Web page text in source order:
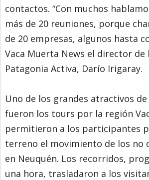
contactos. “Con muchos
más de 20 reuniones, porque
de 20 empresas, algunos hasta
Vaca Muerta News el director de
Patagonia Activa, Darío Irigaray.
Uno de los grandes atractivos
fueron los tours por la región
permitieron a los participantes
terreno el movimiento de los no
en Neuquén. Los recorridos,
una hora, trasladaron a los